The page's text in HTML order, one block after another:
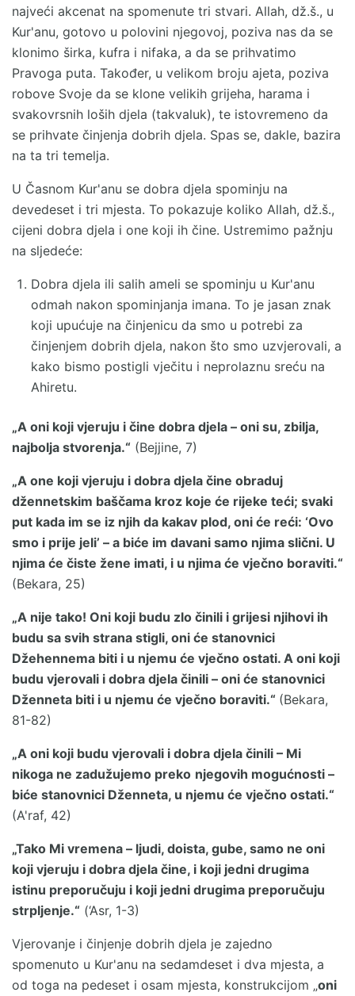
najveći akcenat na spomenute tri stvari. Allah, dž.š., u
Kur'anu, gotovo u polovini njegovoj, poziva nas da se
klonimo širka, kufra i nifaka, a da se prihvatimo
Pravoga puta. Također, u velikom broju ajeta, poziva
robove Svoje da se klone velikih grijeha, harama i
svakovrsnih loših djela (takvaluk), te istovremeno da
se prihvate činjenja dobrih djela. Spas se, dakle, bazira
na ta tri temelja.
U Časnom Kur'anu se dobra djela spominju na
devedeset i tri mjesta. To pokazuje koliko Allah, dž.š.,
cijeni dobra djela i one koji ih čine. Ustremimo pažnju
na sljedeće:
Dobra djela ili salih ameli se spominju u Kur'anu
odmah nakon spominjanja imana. To je jasan znak
koji upućuje na činjenicu da smo u potrebi za
činjenjem dobrih djela, nakon što smo uzvjerovali, a
kako bismo postigli vječitu i neprolaznu sreću na
Ahiretu.
„A oni koji vjeruju i čine dobra djela – oni su, zbilja,
najbolja stvorenja.“ (Bejjine, 7)
„A one koji vjeruju i dobra djela čine obraduj
džennetskim baščama kroz koje će rijeke teći; svaki
put kada im se iz njih da kakav plod, oni će reći: ‘Ovo
smo i prije jeli’ – a biće im davani samo njima slični. U
njima će čiste žene imati, i u njima će vječno boraviti.“
(Bekara, 25)
„A nije tako! Oni koji budu zlo činili i grijesi njihovi ih
budu sa svih strana stigli, oni će stanovnici
Džehennema biti i u njemu će vječno ostati. A oni koji
budu vjerovali i dobra djela činili – oni će stanovnici
Dženneta biti i u njemu će vječno boraviti.“ (Bekara,
81-82)
„A oni koji budu vjerovali i dobra djela činili – Mi
nikoga ne zadužujemo preko njegovih mogućnosti –
biće stanovnici Dženneta, u njemu će vječno ostati.“
(A'raf, 42)
„Tako Mi vremena – ljudi, doista, gube, samo ne oni
koji vjeruju i dobra djela čine, i koji jedni drugima
istinu preporučuju i koji jedni drugima preporučuju
strpljenje.“ (‘Asr, 1-3)
Vjerovanje i činjenje dobrih djela je zajedno
spomenuto u Kur'anu na sedamdeset i dva mjesta, a
od toga na pedeset i osam mjesta, konstrukcijom „oni